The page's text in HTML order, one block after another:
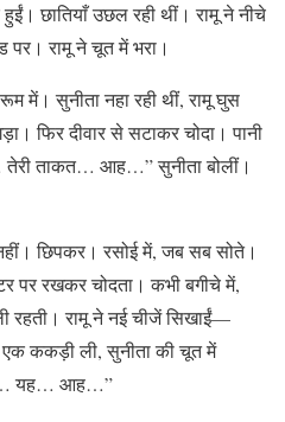
छातियाँ उछल रही थीं। रामू ने नीचे
रामू ने चूत में भरा।
में। सुनीता नहा रही थीं, रामू घुस
फिर दीवार से सटाकर चोदा। पानी
तेरी ताकत… आह…” सुनीता बोलीं।
छिपकर। रसोई में, जब सब सोते।
पर रखकर चोदता। कभी बगीचे में,
रहती। रामू ने नई चीजें सिखाईं—
एक ककड़ी ली, सुनीता की चूत में
यह… आह…”